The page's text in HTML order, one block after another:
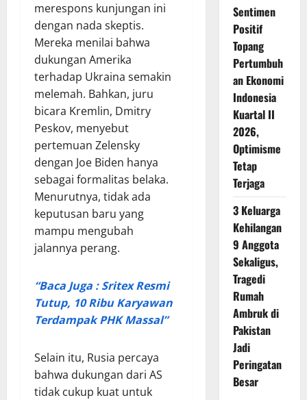
merespons kunjungan ini
dengan nada skeptis.
Mereka menilai bahwa
dukungan Amerika
terhadap Ukraina semakin
melemah. Bahkan, juru
bicara Kremlin, Dmitry
Peskov, menyebut
pertemuan Zelensky
dengan Joe Biden hanya
sebagai formalitas belaka.
Menurutnya, tidak ada
keputusan baru yang
mampu mengubah
jalannya perang.
“Baca Juga : Sritex Resmi
Tutup, 10 Ribu Karyawan
Terdampak PHK Massal”
Selain itu, Rusia percaya
bahwa dukungan dari AS
tidak cukup kuat untuk
Sentimen
Positif
Topang
Pertumbuh
an Ekonomi
Indonesia
Kuartal II
2026,
Optimisme
Tetap
Terjaga
3 Keluarga
Kehilangan
9 Anggota
Sekaligus,
Tragedi
Rumah
Ambruk di
Pakistan
Jadi
Peringatan
Besar